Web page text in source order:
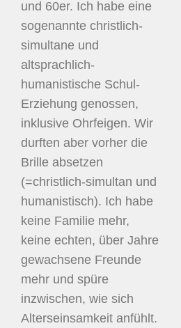
und 60er. Ich habe eine
sogenannte christlich-
simultane und
altsprachlich-
humanistische Schul-
Erziehung genossen,
inklusive Ohrfeigen. Wir
durften aber vorher die
Brille absetzen
(=christlich-simultan und
humanistisch). Ich habe
keine Familie mehr,
keine echten, über Jahre
gewachsene Freunde
mehr und spüre
inzwischen, wie sich
Alterseinsamkeit anfühlt.